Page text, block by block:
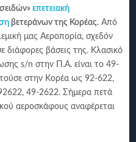
επετειακή
βετεράνων της Κορέας. Από
μας Αεροπορία, σχεδόν
διάφορες βάσεις της. Kλασικό
s/n στην Π.A. είναι το 49-
στην Kορέα ως 92-622,
49-2622. Σήμερα πετά
αεροσκάφους αναφέρεται